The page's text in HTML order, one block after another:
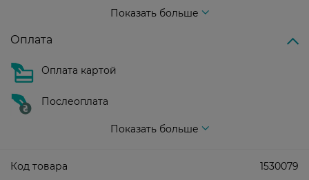
Показать больше
Оплата
Оплата картой
Послеоплата
Показать больше
Код товара 1530079